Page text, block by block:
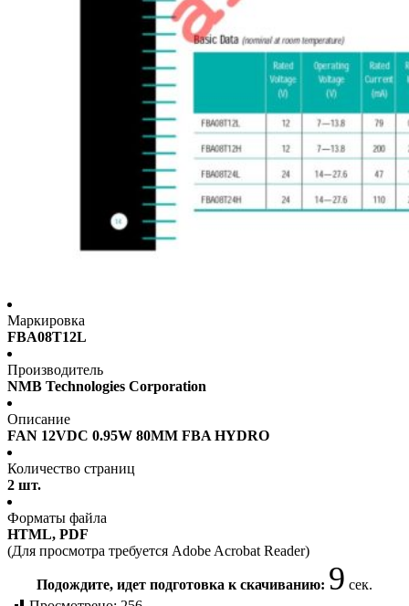
Маркировка
FBA08T12L
Производитель
NMB Technologies Corporation
Описание
FAN 12VDC 0.95W 80MM FBA HYDRO
Количество страниц
2 шт.
Форматы файла
HTML, PDF
(Для просмотра требуется Adobe Acrobat Reader)
Подождите, идет подготовка к скачиванию: 9 сек.